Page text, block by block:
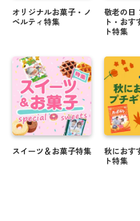
年末年始に人気★オリジ
ギフト
☆.・゜
＼ 新米でお届け ／ 米デ
ハロウィンのお菓子もオ
める♪
会えない時代にも写真入
しよう☆★
オリジナルお菓子・ノ
ベルティ特集
スイーツ＆お菓子特集
敬老の日
ト・おす
ト特集
秋におす
ト特集